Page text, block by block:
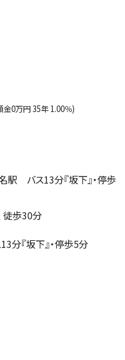
0万円 35年 1.00％)
バス13分『坂下』・停歩
徒歩30分
分『坂下』・停歩5分